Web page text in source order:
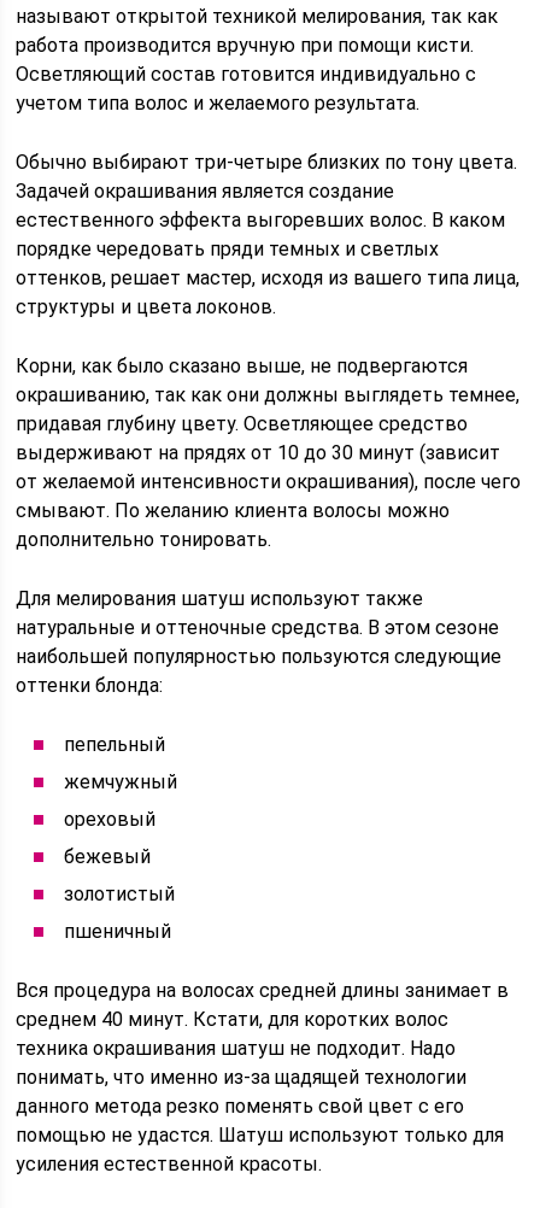
называют открытой техникой мелирования, так как
работа производится вручную при помощи кисти.
Осветляющий состав готовится индивидуально с
учетом типа волос и желаемого результата.
Обычно выбирают три-четыре близких по тону цвета.
Задачей окрашивания является создание
естественного эффекта выгоревших волос. В каком
порядке чередовать пряди темных и светлых
оттенков, решает мастер, исходя из вашего типа лица,
структуры и цвета локонов.
Корни, как было сказано выше, не подвергаются
окрашиванию, так как они должны выглядеть темнее,
придавая глубину цвету. Осветляющее средство
выдерживают на прядях от 10 до 30 минут (зависит
от желаемой интенсивности окрашивания), после чего
смывают. По желанию клиента волосы можно
дополнительно тонировать.
Для мелирования шатуш используют также
натуральные и оттеночные средства. В этом сезоне
наибольшей популярностью пользуются следующие
оттенки блонда:
пепельный
жемчужный
ореховый
бежевый
золотистый
пшеничный
Вся процедура на волосах средней длины занимает в
среднем 40 минут. Кстати, для коротких волос
техника окрашивания шатуш не подходит. Надо
понимать, что именно из-за щадящей технологии
данного метода резко поменять свой цвет с его
помощью не удастся. Шатуш используют только для
усиления естественной красоты.